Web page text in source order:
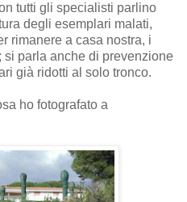
tutti gli specialisti parlino
degli esemplari malati,
rimanere a casa nostra, i
si parla anche di prevenzione
già ridotti al solo tronco.
ho fotografato a